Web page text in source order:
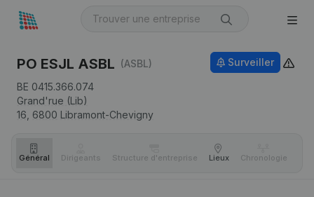
PO ESJL ASBL (ASBL)
BE 0415.366.074
Grand'rue (Lib)
16, 6800 Libramont-Chevigny
Surveiller
Général Dirigeants Structure d'entreprise Lieux Chronologie